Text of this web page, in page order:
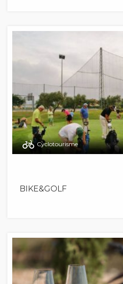
Cyclotourisme
BIKE&GOLF